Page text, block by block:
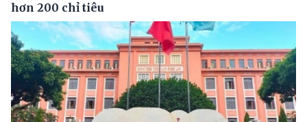
hơn 200 chỉ tiêu